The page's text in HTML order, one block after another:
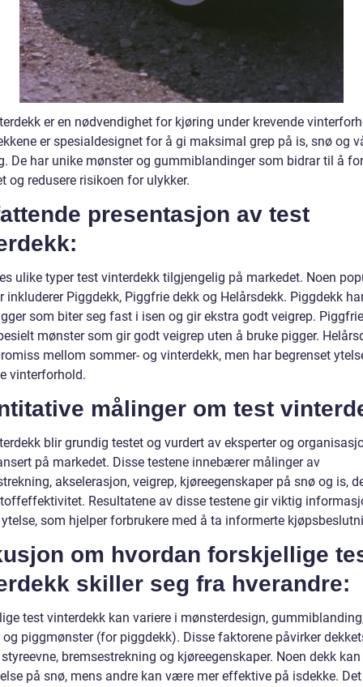
er en nødvendighet for kjøring under krevende
er spesialdesignet for å gi maksimal grep på is, snø og
De har unike mønster og gummiblandinger som bidrar til å
og redusere risikoen for ulykker.
presentasjon av test
ulike typer test vinterdekk tilgjengelig på markedet. Noen
inkluderer Piggdekk, Piggfrie dekk og Helårsdekk. Piggdekk
som biter seg fast i isen og gir ekstra godt veigrep.
mønster som gir godt veigrep uten å bruke pigger.
mellom sommer- og vinterdekk, men har begrenset
vinterforhold.
målinger om test
blir grundig testet og vurdert av eksperter og
på markedet. Disse testene innebærer målinger av
akselerasjon, veigrep, kjøreegenskaper på snø og is,
Resultatene av disse testene gir viktig
som hjelper forbrukere med å ta informerte
om hvordan forskjellige
skiller seg fra hverandre:
test vinterdekk kan variere i mønsterdesign,
piggmønster (for piggdekk). Disse faktorene påvirker
bremsestrekning og kjøreegenskaper. Noen dekk
på snø, mens andre kan være mer effektive på isdekke. Det